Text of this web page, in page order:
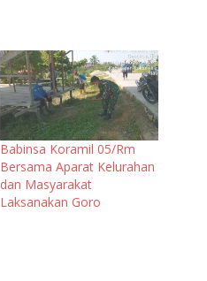
Babinsa Koramil 05/Rm
Bersama Aparat Kelurahan
dan Masyarakat
Laksanakan Goro